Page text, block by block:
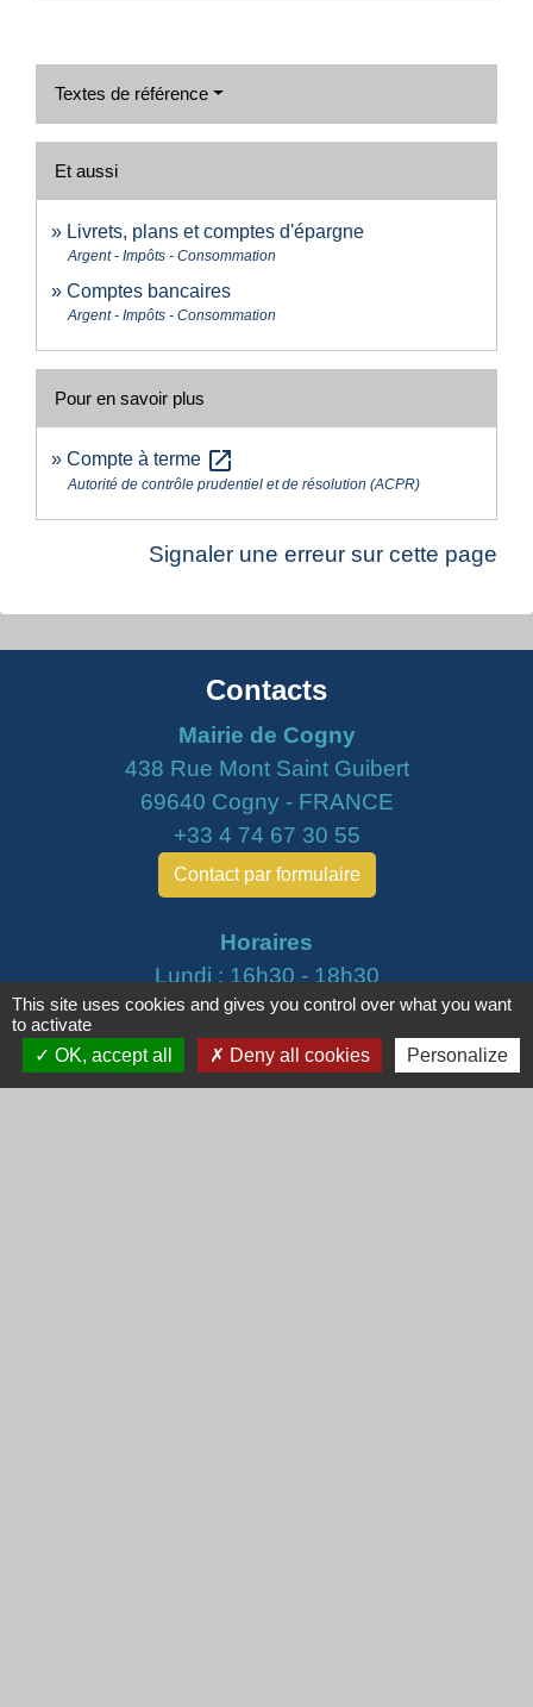
Textes de référence
Et aussi
Livrets, plans et comptes d'épargne
Argent - Impôts - Consommation
Comptes bancaires
Argent - Impôts - Consommation
Pour en savoir plus
Compte à terme open_in_new
Autorité de contrôle prudentiel et de résolution (ACPR)
Signaler une erreur sur cette page
Contacts
Mairie de Cogny
438 Rue Mont Saint Guibert
69640 Cogny - FRANCE
+33 4 74 67 30 55
Contact par formulaire
Horaires
Lundi : 16h30 - 18h30
Mardi : 8h30 - 12h00
Mercredi : 9h00 - 12h00
Vendredi : 16h00 - 18h00
This site uses cookies and gives you control over what you want
to activate
OK, accept all
Deny all cookies Personalize